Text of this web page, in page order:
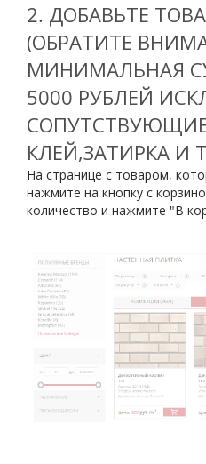
2. ДОБАВЬТЕ
(ОБРАТИТЕ
МИНИМАЛЬНАЯ
5000 РУБЛЕЙ
КЛЕЙ,ЗАТИРКА И
На странице с товаром,
нажмите на кнопку с
количество и нажмите "В